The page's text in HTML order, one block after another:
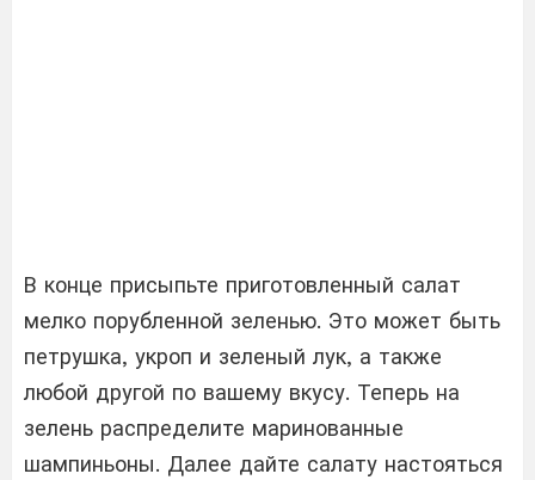
В конце присыпьте приготовленный салат
мелко порубленной зеленью. Это может быть
петрушка, укроп и зеленый лук, а также
любой другой по вашему вкусу. Теперь на
зелень распределите маринованные
шампиньоны. Далее дайте салату настояться